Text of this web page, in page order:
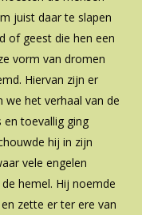
juist daar te slapen
of geest die hen een
vorm van dromen
Hiervan zijn er
we het verhaal van de
en toevallig ging
hij in zijn
vele engelen
hemel. Hij noemde
en zette er ter ere van